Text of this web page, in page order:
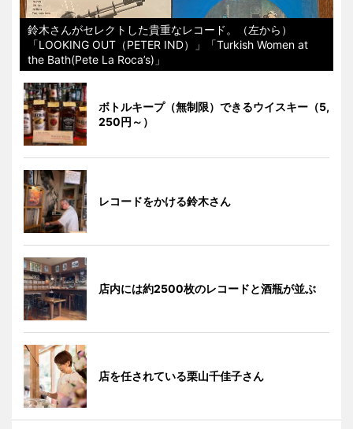
鈴木さんがセレクトした貴重なレコード。（左から）
「LOOKING OUT（PETER IND）」「Turkish Women at
the Bath(Pete La Roca’s)」
ボトルキープ（無制限）できるウイスキー（5,
250円～）
レコードをかける鈴木さん
店内には約2500枚のレコードと酒瓶が並ぶ
店を任されている栗山千佳子さん